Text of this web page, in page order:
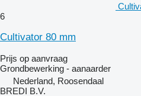
6
Cultivator 80 mm
Prijs op aanvraag
Grondbewerking - aanaarder
Nederland, Roosendaal
BREDI B.V.